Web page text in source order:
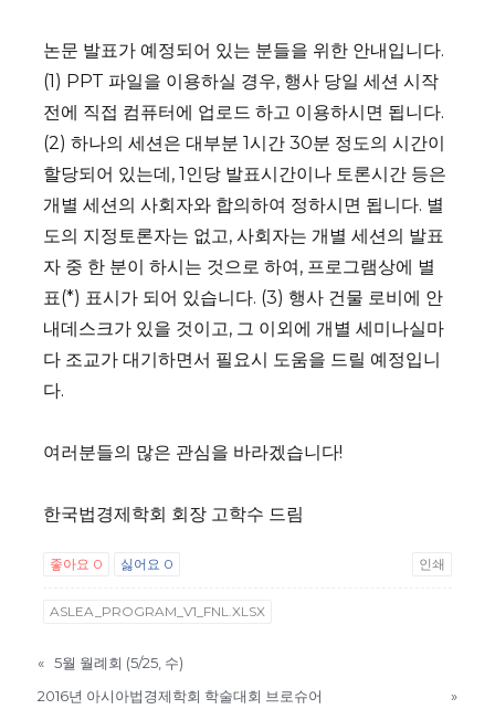
논문 발표가 예정되어 있는 분들을 위한 안내입니다.
(1) PPT 파일을 이용하실 경우, 행사 당일 세션 시작
전에 직접 컴퓨터에 업로드 하고 이용하시면 됩니다.
(2) 하나의 세션은 대부분 1시간 30분 정도의 시간이
할당되어 있는데, 1인당 발표시간이나 토론시간 등은
개별 세션의 사회자와 합의하여 정하시면 됩니다. 별
도의 지정토론자는 없고, 사회자는 개별 세션의 발표
자 중 한 분이 하시는 것으로 하여, 프로그램상에 별
표(*) 표시가 되어 있습니다. (3) 행사 건물 로비에 안
내데스크가 있을 것이고, 그 이외에 개별 세미나실마
다 조교가 대기하면서 필요시 도움을 드릴 예정입니
다.
여러분들의 많은 관심을 바라겠습니다!
한국법경제학회 회장 고학수 드림
좋아요 0 싫어요 0 인쇄
ASLEA_PROGRAM_V1_FNL.XLSX
« 5월 월례회 (5/25, 수)
2016년 아시아법경제학회 학술대회 브로슈어
»